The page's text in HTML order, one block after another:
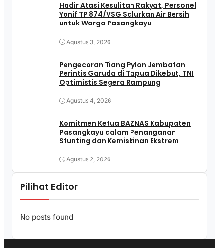
Hadir Atasi Kesulitan Rakyat, Personel
Yonif TP 874/VSG Salurkan Air Bersih
untuk Warga Pasangkayu
Agustus 3, 2026
Pengecoran Tiang Pylon Jembatan
Perintis Garuda di Tapua Dikebut, TNI
Optimistis Segera Rampung
Agustus 4, 2026
Komitmen Ketua BAZNAS Kabupaten
Pasangkayu dalam Penanganan
Stunting dan Kemiskinan Ekstrem
Agustus 2, 2026
Pilihat Editor
No posts found